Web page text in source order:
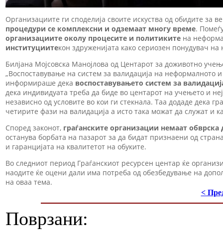
Организациите ги споделија своите искуства од обидите за
процедури се комплексни и одземаат многу време.
организациите околу процесите и политиките на
институциитекон здруженијата како сериозен понудувач
Билјана Мојсовска Манојлова од Центарот за доживотно
„Воспоставување на систем за валидација на неформалното
информираше дека воспоставувањето систем за
дека индивидуата треба да биде во центарот на учењето и
независно од условите во кои ги стекнала. Таа додаде дека
четирите фази на валидација а исто така можат да служат и
Според законот, граѓанските организации немаат
останува борбата на пазарот за да бидат признаени од
и гаранцијата на квалитетот на обуките.
Во следниот период Граѓанскиот ресурсен центар ќе
наодите ќе оцени дали има потреба од обезбедување на
на оваа тема.
<
Поврзани: